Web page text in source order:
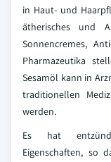
in Haut- und
ätherisches und
Sonnencremes,
Pharmazeutika
Sesamöl kann in
traditionellen
werden.
Es hat
Eigenschaften, so